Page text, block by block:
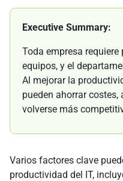
Executive Summary:
Toda empresa
equipos, y el
Al mejorar la
pueden ahorrar
volverse más
Varios factores clave
productividad del IT,